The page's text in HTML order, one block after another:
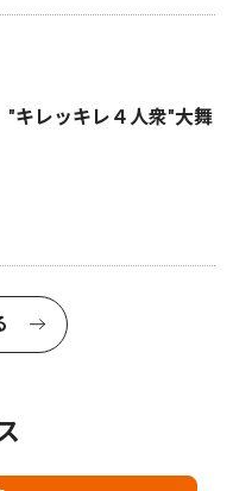
キレッキレ４人衆"大舞